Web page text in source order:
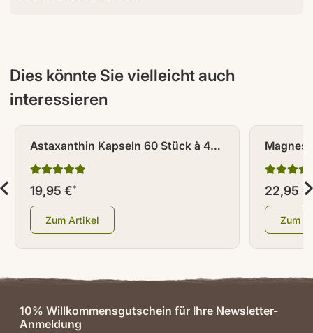
Dies könnte Sie vielleicht auch
interessieren
Astaxanthin Kapseln 60 Stück à 4
mg
19,95 €*
Zum Artikel
Stk.
22,95 €*
Zum
10% Willkommensgutschein für Ihre Newsletter-
Anmeldung